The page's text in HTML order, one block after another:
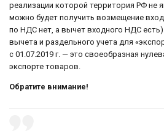
реализации которой территория РФ не
можно будет получить возмещение
по НДС нет, а вычет входного НДС
вычета и раздельного учета для
с 01.07.2019 г. — это своеобразная
экспорте товаров.
Обратите внимание!